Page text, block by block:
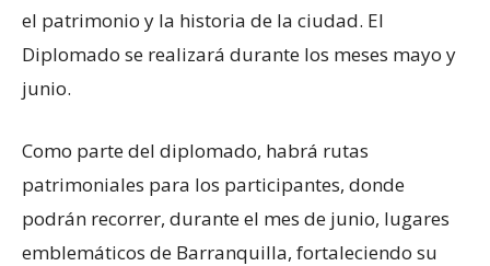
el patrimonio y la historia de la ciudad. El
Diplomado se realizará durante los meses mayo y
junio.
Como parte del diplomado, habrá rutas
patrimoniales para los participantes, donde
podrán recorrer, durante el mes de junio, lugares
emblemáticos de Barranquilla, fortaleciendo su